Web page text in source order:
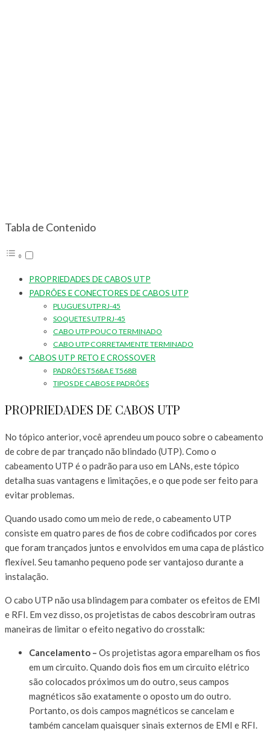
Tabla de Contenido
PROPRIEDADES DE CABOS UTP
PADRÕES E CONECTORES DE CABOS UTP
PLUGUES UTP RJ-45
SOQUETES UTP RJ-45
CABO UTP POUCO TERMINADO
CABO UTP CORRETAMENTE TERMINADO
CABOS UTP RETO E CROSSOVER
PADRÕES T568A E T568B
TIPOS DE CABOS E PADRÕES
PROPRIEDADES DE CABOS UTP
No tópico anterior, você aprendeu um pouco sobre o cabeamento
de cobre de par trançado não blindado (UTP). Como o
cabeamento UTP é o padrão para uso em LANs, este tópico
detalha suas vantagens e limitações, e o que pode ser feito para
evitar problemas.
Quando usado como um meio de rede, o cabeamento UTP
consiste em quatro pares de fios de cobre codificados por cores
que foram trançados juntos e envolvidos em uma capa de plástico
flexível. Seu tamanho pequeno pode ser vantajoso durante a
instalação.
O cabo UTP não usa blindagem para combater os efeitos de EMI
e RFI. Em vez disso, os projetistas de cabos descobriram outras
maneiras de limitar o efeito negativo do crosstalk:
Cancelamento – Os projetistas agora emparelham os fios
em um circuito. Quando dois fios em um circuito elétrico
são colocados próximos um do outro, seus campos
magnéticos são exatamente o oposto um do outro.
Portanto, os dois campos magnéticos se cancelam e
também cancelam quaisquer sinais externos de EMI e RFI.